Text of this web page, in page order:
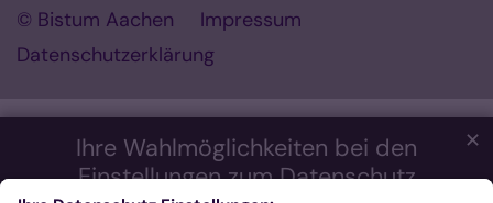
Ihre Wahlmöglichkeiten bei den
Einstellungen zum Datenschutz
✕
© Bistum Aachen
Impressum
Datenschutzerklärung